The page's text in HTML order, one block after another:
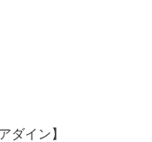
ダイン】